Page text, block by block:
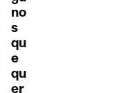
no
s
qu
e
qu
er